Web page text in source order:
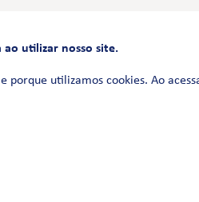
FALE CONOSCO
0800 580 3172
ao utilizar nosso site.
utilizamos cookies. Ao